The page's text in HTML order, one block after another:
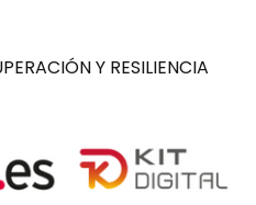
Y RESILIENCIA